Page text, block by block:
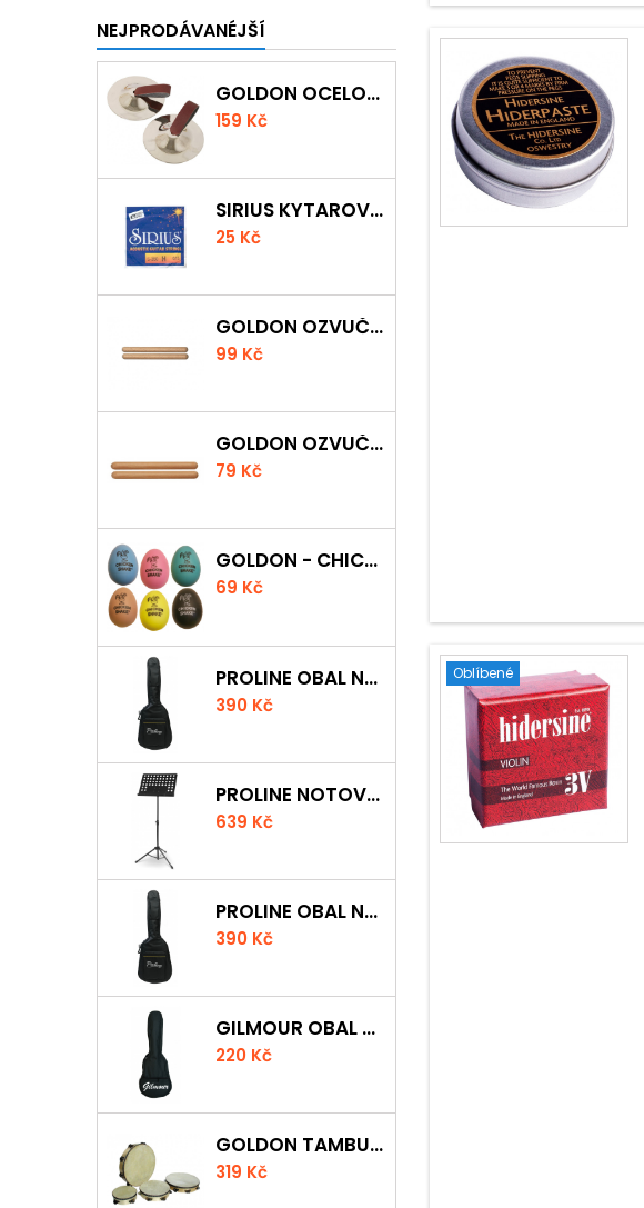
NEJPRODÁVANÉJŠÍ
GOLDON OCELOVÉ PRSTOVÉ ČINELKY
159 Kč
SIRIUS KYTAROVÁ STRUNA
25 Kč
GOLDON OZVUČNÁ DŘÍVKA 18 X 200MM
99 Kč
GOLDON OZVUČNÁ DŘÍVKA 15 X 150MM
79 Kč
GOLDON - CHICKEN SHAKER
69 Kč
PROLINE OBAL NA AKUSTICKOU KYTARU S 5 MM POLSTROVÁNÍM
390 Kč
PROLINE NOTOVÝ PULT ODLEHČENÝ
639 Kč
PROLINE OBAL NA KLASICKOU KYTARU S 5 MM POLSTROVÁNÍM
390 Kč
GILMOUR OBAL NA UKULELE CONCERT
220 Kč
GOLDON TAMBURÍNA S BLÁNOU A ČINELKY 20CM
319 Kč
Oblíbené